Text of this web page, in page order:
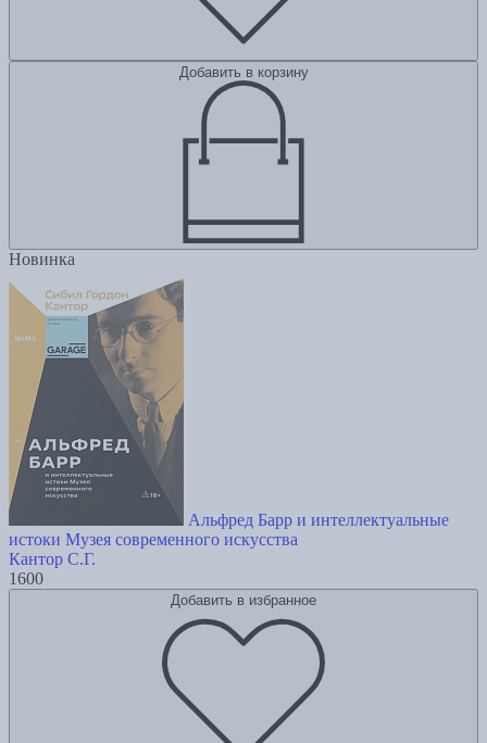
Добавить в корзину
Новинка
Альфред Барр и интеллектуальные
истоки Музея современного искусства
Кантор С.Г.
1600
Добавить в избранное